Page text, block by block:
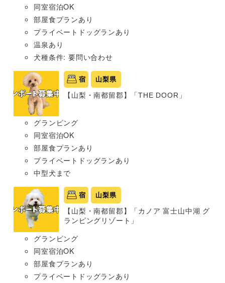
同室宿泊OK
部屋食プランあり
プライベートドッグランあり
温泉あり
犬種条件: 要問い合わせ
宿 山梨県
【山梨・南都留郡】「THE DOOR」
グランピング
同室宿泊OK
部屋食プランあり
プライベートドッグランあり
中型犬まで
宿 山梨県
【山梨・南都留郡】「カノア 富士山中湖 グ
ランピングリゾート」
グランピング
同室宿泊OK
部屋食プランあり
プライベートドッグランあり